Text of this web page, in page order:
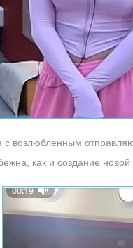
возлюбленным
как и создание новой